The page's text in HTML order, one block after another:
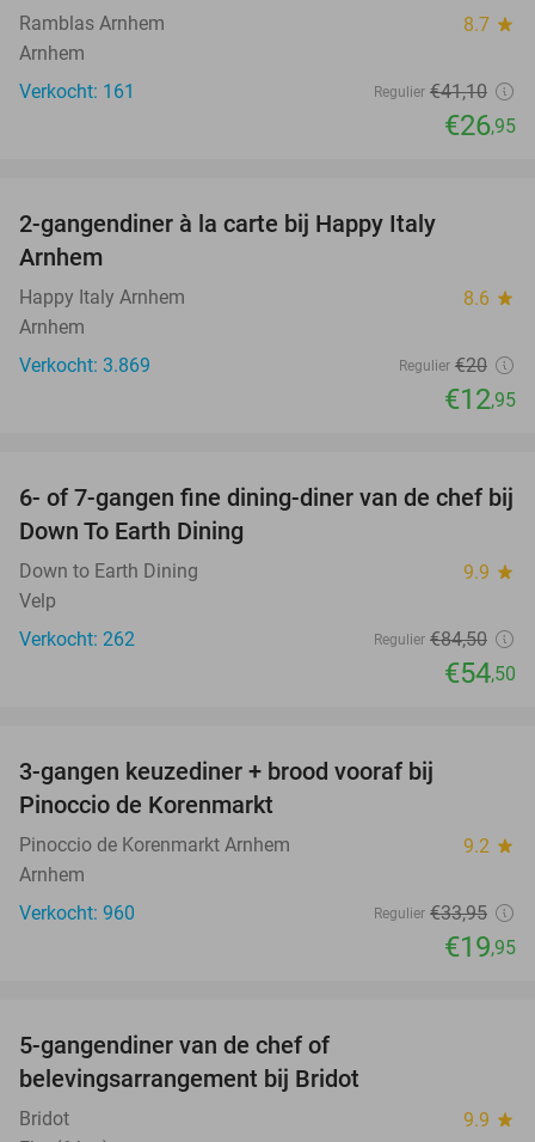
Ramblas Arnhem 8.7 star
Arnhem
Verkocht: 161
Regulier €41,10
€26,95
2-gangendiner à la carte bij Happy Italy
Arnhem
Happy Italy Arnhem 8.6 star
Arnhem
Verkocht: 3.869
Regulier €20
€12,95
36%
6- of 7-gangen fine dining-diner van de chef bij
Down To Earth Dining
Down to Earth Dining 9.9 star
Velp
Verkocht: 262
Regulier €84,50
€54,50
3-gangen keuzediner + brood vooraf bij
Pinoccio de Korenmarkt
Pinoccio de Korenmarkt Arnhem 9.2 star
Arnhem
Verkocht: 960
Regulier €33,95
€19,95
5-gangendiner van de chef of
belevingsarrangement bij Bridot
Bridot 9.9 star